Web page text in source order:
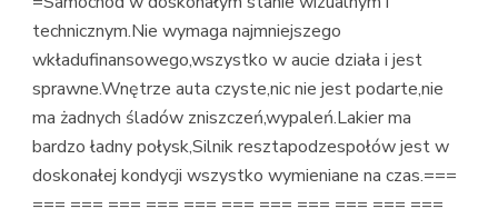
technicznym.Nie wymaga najmniejszego
wkładufinansowego,wszystko w aucie działa i jest
sprawne.Wnętrze auta czyste,nic nie jest podarte,nie
ma żadnych śladów zniszczeń,wypaleń.Lakier ma
bardzo ładny połysk,Silnik resztapodzespołów jest w
doskonałej kondycji wszystko wymieniane na czas.===
=== === === === === === === === === === ===